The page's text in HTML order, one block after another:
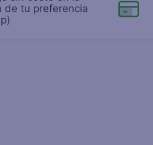
de tu preferencia